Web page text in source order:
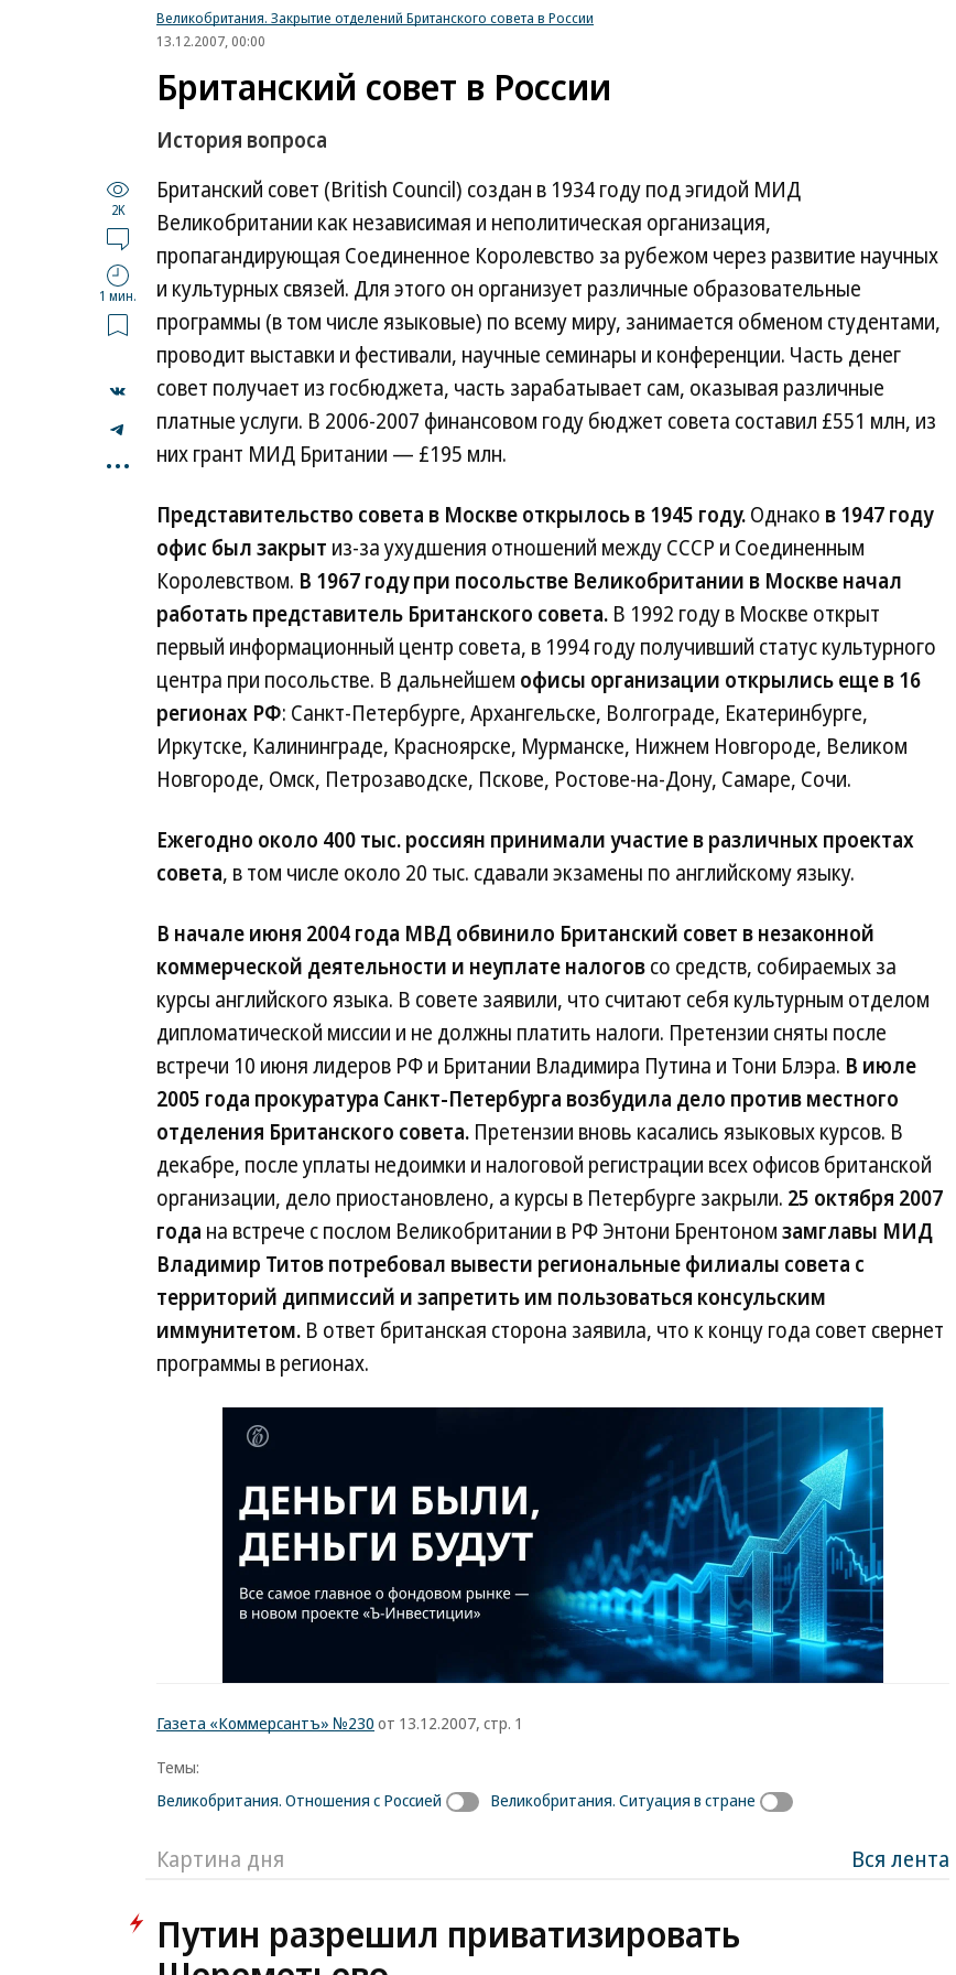
Великобритания. Закрытие отделений Британского совета в России
13.12.2007, 00:00
Британский совет в России
История вопроса
2K
1 мин.
...
Британский совет (British Council) создан в 1934 году под эгидой МИД
Великобритании как независимая и неполитическая организация,
пропагандирующая Соединенное Королевство за рубежом через развитие научных
и культурных связей. Для этого он организует различные образовательные
программы (в том числе языковые) по всему миру, занимается обменом студентами,
проводит выставки и фестивали, научные семинары и конференции. Часть денег
совет получает из госбюджета, часть зарабатывает сам, оказывая различные
платные услуги. В 2006-2007 финансовом году бюджет совета составил £551 млн, из
них грант МИД Британии — £195 млн.
Представительство совета в Москве открылось в 1945 году.Однако в 1947 году
офис был закрыт из-за ухудшения отношений между СССР и Соединенным
Королевством. В 1967 году при посольстве Великобритании в Москве начал
работать представитель Британского совета. В 1992 году в Москве открыт
первый информационный центр совета, в 1994 году получивший статус культурного
центра при посольстве. В дальнейшем офисы организации открылись еще в 16
регионах РФ: Санкт-Петербурге, Архангельске, Волгограде, Екатеринбурге,
Иркутске, Калининграде, Красноярске, Мурманске, Нижнем Новгороде, Великом
Новгороде, Омск, Петрозаводске, Пскове, Ростове-на-Дону, Самаре, Сочи.
Ежегодно около 400 тыс. россиян принимали участие в различных проектах
совета, в том числе около 20 тыс. сдавали экзамены по английскому языку.
В начале июня 2004 года МВД обвинило Британский совет в незаконной
коммерческой деятельности и неуплате налоговсо средств, собираемых за
курсы английского языка. В совете заявили, что считают себя культурным отделом
дипломатической миссии и не должны платить налоги. Претензии сняты после
встречи 10 июня лидеров РФ и Британии Владимира Путина и Тони Блэра. В июле
2005 года прокуратура Санкт-Петербурга возбудила дело против местного
отделения Британского совета. Претензии вновь касались языковых курсов. В
декабре, после уплаты недоимки и налоговой регистрации всех офисов британской
организации, дело приостановлено, а курсы в Петербурге закрыли. 25 октября 2007
года на встрече с послом Великобритании в РФ Энтони Брентономзамглавы МИД
Владимир Титов потребовал вывести региональные филиалы совета с
территорий дипмиссий и запретить им пользоваться консульским
иммунитетом. В ответ британская сторона заявила, что к концу года совет свернет
программы в регионах.
Газета «Коммерсантъ» №230 от 13.12.2007, стр. 1
Темы:
Великобритания. Отношения с Россией
Великобритания. Ситуация в стране
Картина дня Вся лента
Путин разрешил приватизировать